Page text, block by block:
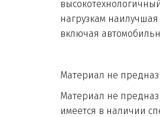
нагрузкам
включая
Материал не
Материал не
имеется в наличии